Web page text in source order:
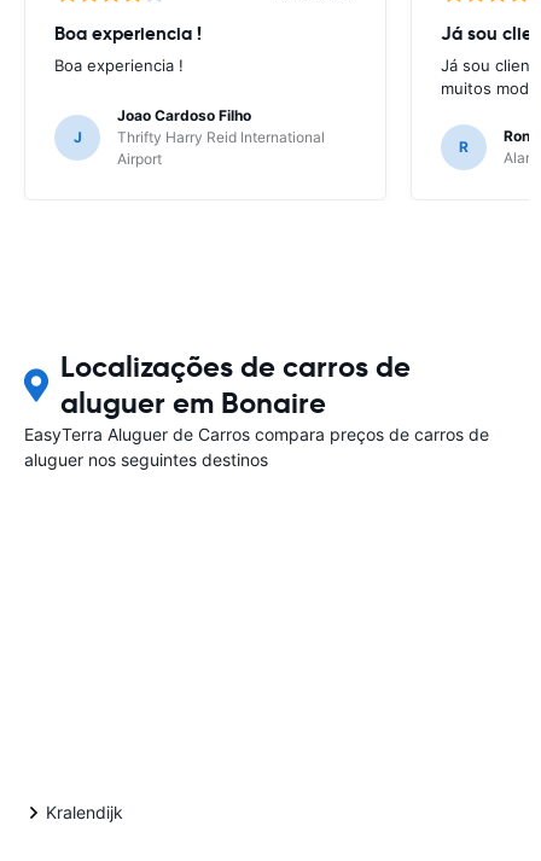
Boa experiencia !
Boa experiencia !
J
Joao Cardoso Filho
Thrifty Harry Reid International
Airport
Já sou
Já sou
muitos
R
Localizações de carros de
aluguer em Bonaire
EasyTerra Aluguer de Carros compara preços de carros de
aluguer nos seguintes destinos
Kralendijk